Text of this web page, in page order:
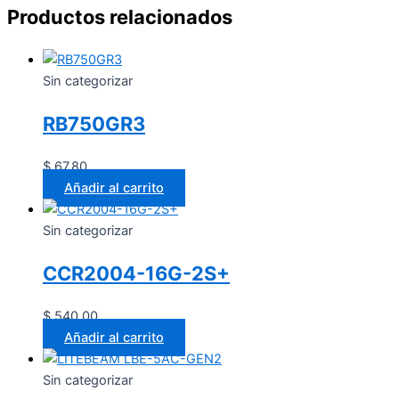
Productos relacionados
Sin categorizar
RB750GR3
$67.80
Añadir al carrito
Sin categorizar
CCR2004-16G-2S+
$540.00
Añadir al carrito
Sin categorizar